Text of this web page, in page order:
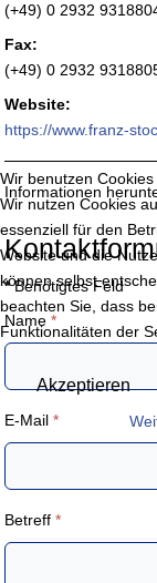
(+49) 0 2932
Fax:
(+49) 0 2932
Website:
https://www.franz-
Informationen
*Benötigtes Feld
Name *
E-Mail *
Betreff *
Wir benutzen Cookies
Wir nutzen Cookies
essenziell für den
Website und die
können selbst
beachten Sie, dass
Funktionalitäten der
Akzeptieren